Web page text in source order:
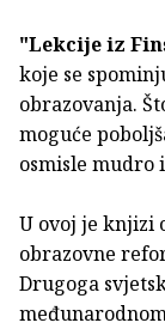
"Lekcije iz
koje se
obrazovanja.
moguće
osmisle mudro
U ovoj je knjizi
obrazovne
Drugoga